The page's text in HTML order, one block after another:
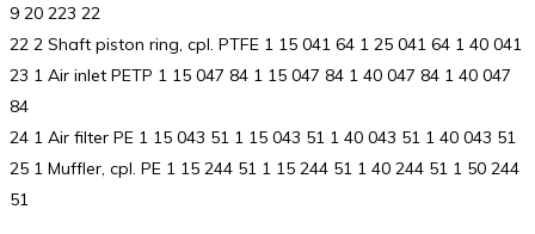
9 20 223 22
22 2 Shaft piston ring, cpl. PTFE 1 15 041 64 1 25 041 64 1 40 041
23 1 Air inlet PETP 1 15 047 84 1 15 047 84 1 40 047 84 1 40 047
84
24 1 Air filter PE 1 15 043 51 1 15 043 51 1 40 043 51 1 40 043 51
25 1 Muffler, cpl. PE 1 15 244 51 1 15 244 51 1 40 244 51 1 50 244
51